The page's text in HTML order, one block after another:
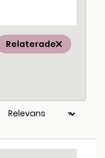
Relaterade